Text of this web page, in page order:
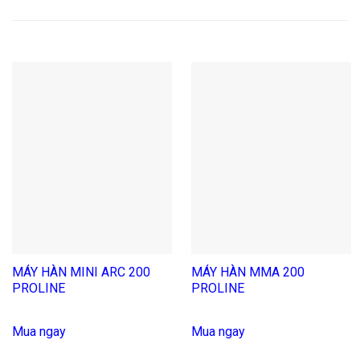
MÁY HÀN MINI ARC 200
PROLINE
Mua ngay
MÁY HÀN MMA 200
PROLINE
Mua ngay